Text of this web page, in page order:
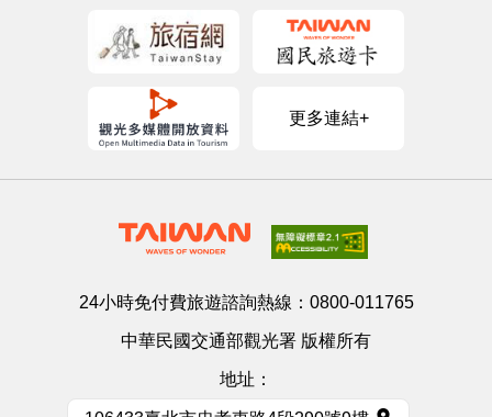
更多連結+
24小時免付費旅遊諮詢熱線： 0800-011765
中華民國交通部觀光署 版權所有
地址：